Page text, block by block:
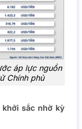
áp lực nguồn
Chính phủ
sắc nhờ kỳ